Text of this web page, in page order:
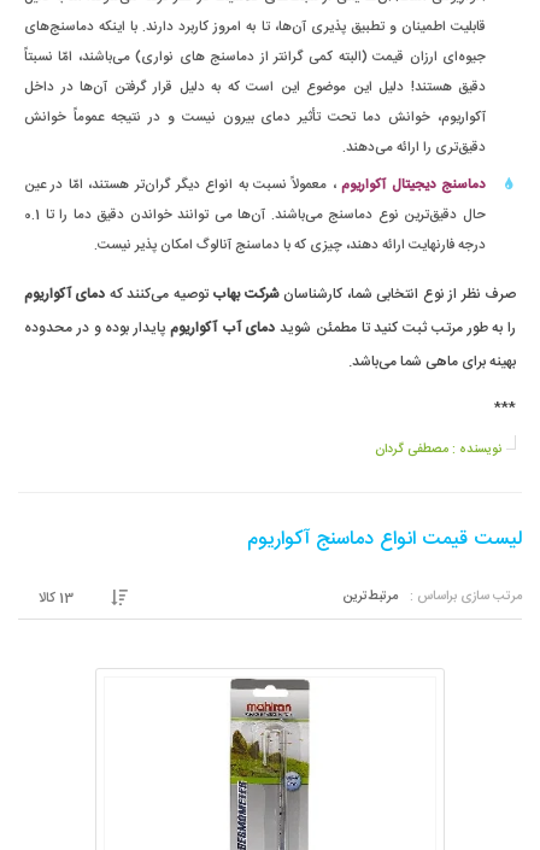
قابلیت اطمینان و تطبیق پذیری آن‌ها، تا به امروز کاربرد دارند. با اینکه دماسنج‌های
جیوه‌ای ارزان قیمت (البته کمی گرانتر از دماسنج های نواری) می‌باشند، امّا نسبتاً
دقیق هستند! دلیل این موضوع این است که به دلیل قرار گرفتن آن‌ها در داخل
آکواریوم، خوانش دما تحت تأثیر دمای بیرون نیست و در نتیجه عموماً خوانش
دقیق‌تری را ارائه می‌دهند.
دماسنج‌ دیجیتال آکواریوم، معمولاً نسبت به انواع دیگر گران‌تر هستند، امّا در عین
حال دقیق‌ترین نوع دماسنج می‌باشند. آن‌ها می توانند خواندن دقیق دما را تا 0.1
درجه فارنهایت ارائه دهند، چیزی که با دماسنج آنالوگ امکان پذیر نیست.
صرف نظر از نوع انتخابی شما، کارشناسانشرکت بهاب توصیه می‌کنند که دمای آکواریوم
را به طور مرتب ثبت کنید تا مطمئن شوید دمای آب آکواریوم پایدار بوده و در محدوده
بهینه برای ماهی شما می‌باشد.
***
نویسنده :مصطفی گردان
لیست قیمت انواع دماسنج آکواریوم
13 کالا مرتب سازی براساس : مرتبط‌ترین